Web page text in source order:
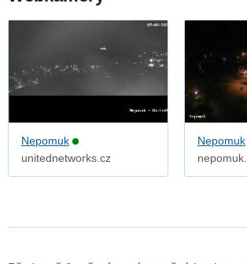
Nepomuk
unitednetworks.cz
Nepomuk